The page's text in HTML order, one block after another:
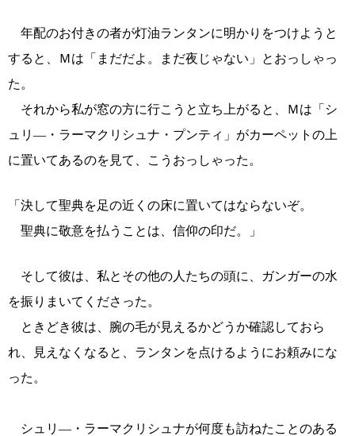
年配のお付きの者が灯油ランタンに明かりをつけようと
すると、Ｍは「まだだよ。まだ夜じゃない」とおっしゃっ
た。
それから私が窓の方に行こうと立ち上がると、Ｍは「シ
ュリ―・ラーマクリシュナ・プンティ」がカーペットの上
に置いてあるのを見て、こうおっしゃった。
「決して聖典を足の近くの床に置いてはならないぞ。
聖典に敬意を払うことは、信仰の印だ。」
そして彼は、私とその他の人たちの頭に、ガンガーの水
を振りまいてくださった。
ときどき彼は、腕の毛が見えるかどうか確認しておら
れ、見えなくなると、ランタンを点けるようにお頼みにな
った。
シュリ―・ラーマクリシュナが何度も訪ねたことのある